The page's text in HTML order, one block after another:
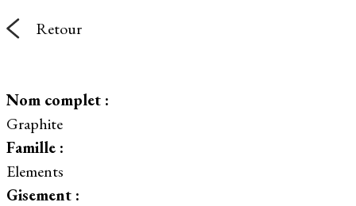
Retour
Nom complet :
Graphite
Famille :
Elements
Gisement :